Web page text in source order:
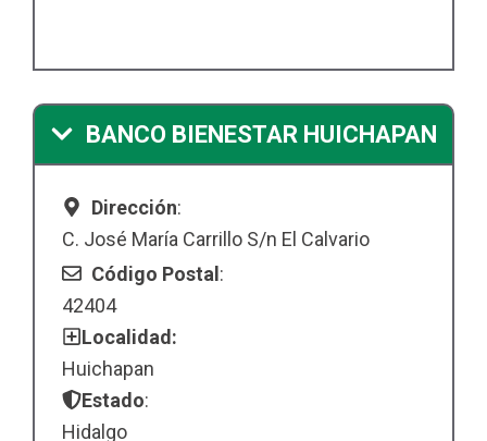
BANCO BIENESTAR HUICHAPAN
Dirección:
C. José María Carrillo S/n El Calvario
Código Postal:
42404
Localidad:
Huichapan
Estado:
Hidalgo